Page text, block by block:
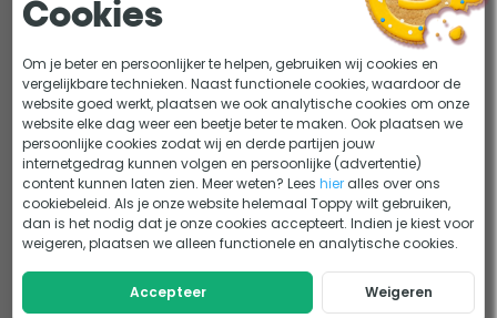
Dit was een verjaardagscadeau voor mijn 12-jarige zoon. Hij
gebruikt hem graag met de buitenboordmot...
Meer
Super boot Makkelijk in gebruik
30-07-2018Geschreven door Petra
Veel gewicht om mee te nemen
Cookies
Om je beter en persoonlijker te helpen, gebruiken wij cookies en
vergelijkbare technieken. Naast functionele cookies, waardoor de
website goed werkt, plaatsen we ook analytische cookies om onze
website elke dag weer een beetje beter te maken. Ook plaatsen we
persoonlijke cookies zodat wij en derde partijen jouw
internetgedrag kunnen volgen en persoonlijke (advertentie)
content kunnen laten zien. Meer weten? Leeshier alles over ons
cookiebeleid. Als je onze website helemaal Toppy wilt gebruiken,
dan is het nodig dat je onze cookies accepteert. Indien je kiest voor
weigeren, plaatsen we alleen functionele en analytische cookies.
Accepteer Weigeren